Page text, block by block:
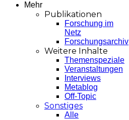
Mehr
Publikationen
Forschung im
Netz
Forschungsarchiv
Weitere Inhalte
Themenspeziale
Veranstaltungen
Interviews
Metablog
Off-Topic
Sonstiges
Alle